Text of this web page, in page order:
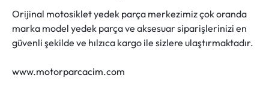
Orijinal motosiklet yedek parça merkezimiz çok oranda
marka model yedek parça ve aksesuar siparişlerinizi en
güvenli şekilde ve hılzıca kargo ile sizlere ulaştırmaktadır.
www.motorparcacim.com